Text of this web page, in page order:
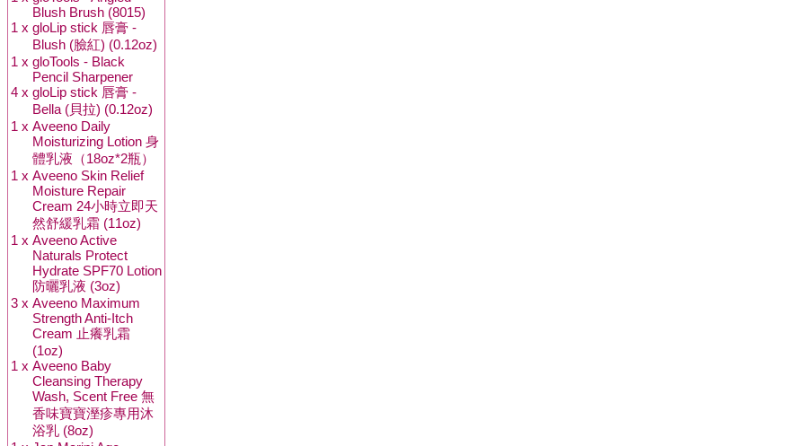
Blush Brush (8015)
1 x gloLip stick 唇膏 -
Blush (臉紅) (0.12oz)
1 x gloTools - Black
Pencil Sharpener
4 x gloLip stick 唇膏 -
Bella (貝拉) (0.12oz)
1 x Aveeno Daily
Moisturizing Lotion 身
體乳液（18oz*2瓶）
1 x Aveeno Skin Relief
Moisture Repair
Cream 24小時立即天
然舒緩乳霜 (11oz)
1 x Aveeno Active
Naturals Protect
Hydrate SPF70 Lotion
防曬乳液 (3oz)
3 x Aveeno Maximum
Strength Anti-Itch
Cream 止癢乳霜
(1oz)
1 x Aveeno Baby
Cleansing Therapy
Wash, Scent Free 無
香味寶寶溼疹專用沐
浴乳 (8oz)